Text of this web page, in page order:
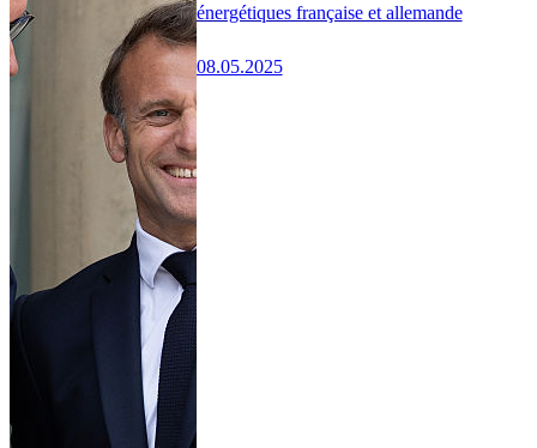
énergétiques française et allemande
08.05.2025